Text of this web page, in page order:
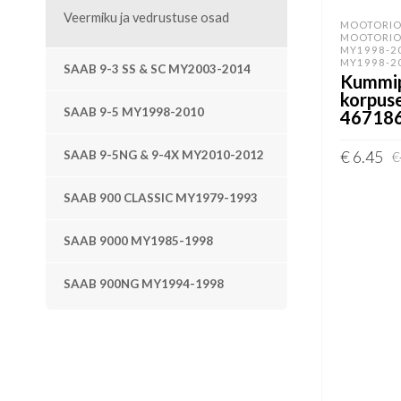
Veermiku ja vedrustuse osad
SAAB 9-3 SS & SC MY2003-2014
SAAB 9-5 MY1998-2010
SAAB 9-5NG & 9-4X MY2010-2012
SAAB 900 CLASSIC MY1979-1993
SAAB 9000 MY1985-1998
SAAB 900NG MY1994-1998
MY1998-
MY1998-
€
€6.45